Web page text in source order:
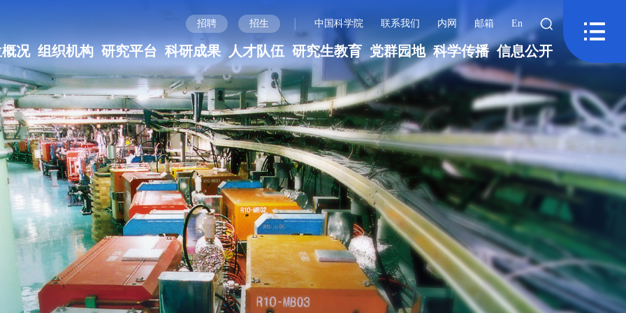
招聘 招生 | 中国科学院 联系我们 内网 邮箱 En
况 组织机构 研究平台 科研成果 人才队伍 研究生教育 党群园地 科学传播 信息公开